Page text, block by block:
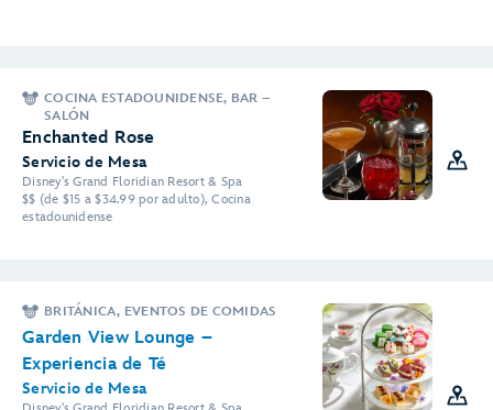
COCINA ESTADOUNIDENSE, BAR –
SALÓN
Enchanted Rose
Servicio de Mesa
Disney's Grand Floridian Resort & Spa
$$ (de $15 a $34.99 por adulto), Cocina
estadounidense
BRITÁNICA, EVENTOS DE COMIDAS
Garden View Lounge –
Experiencia de Té
Servicio de Mesa